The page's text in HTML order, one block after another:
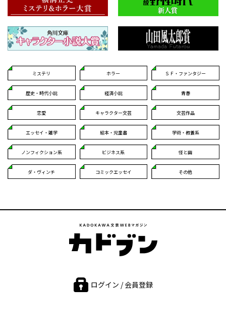
ミステリ ホラー ＳＦ・ファンタジー
歴史・時代小説 経済小説 青春
恋愛 キャラクター文芸 文芸作品
エッセイ・雑学 絵本・児童書 学術・教養系
ノンフィクション系 ビジネス系 怪と幽
ダ・ヴィンチ コミックエッセイ その他
ログイン / 会員登録